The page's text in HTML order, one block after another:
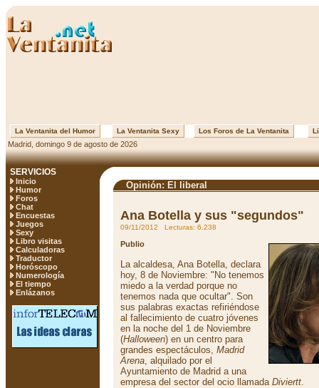
La Ventanita del Humor La Ventanita Sexy Los Foros de La Ventanita
Madrid, domingo 9 de agosto de 2026
SERVICIOS
Inicio
Humor
Foros
Chat
Encuestas
Juegos
Sexy
Libro visitas
Calculadoras
Traductor
Horóscopo
Numerología
El tiempo
Enlázanos
Opinión: El liberal
Ana Botella y sus "segundos"
09/11/2012 Lecturas: 6.238
Publio
La alcaldesa, Ana Botella, declara
hoy, 8 de Noviembre: "No tenemos
miedo a la verdad porque no
tenemos nada que ocultar". Son
sus palabras exactas refiriéndose
al fallecimiento de cuatro jóvenes
en la noche del 1 de Noviembre
(Halloween) en un centro para
grandes espectáculos, Madrid
Arena, alquilado por el
Ayuntamiento de Madrid a una
empresa del sector del ocio llamada Diviertt.